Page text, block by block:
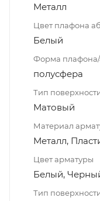
Металл
Цвет плафона
Белый
Форма
полусфера
Тип
Матовый
Материал
Металл,
Цвет арматуры
Белый,
Тип